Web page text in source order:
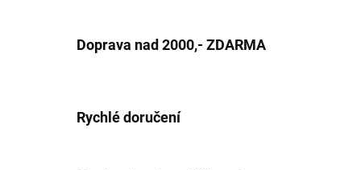
Doprava nad 2000,- ZDARMA
Rychlé doručení